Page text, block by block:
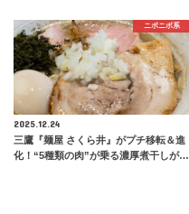
ニボニボ系
2025.12.24
三鷹『麺屋 さくら井』がプチ移転＆進
化！“5種類の肉”が乗る濃厚煮干しが…